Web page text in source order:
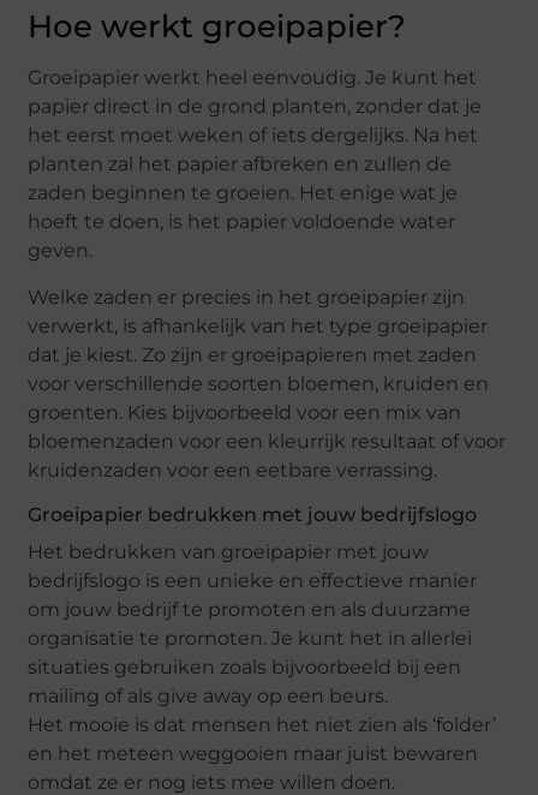
Hoe werkt groeipapier?
Groeipapier werkt heel eenvoudig. Je kunt het
papier direct in de grond planten, zonder dat je
het eerst moet weken of iets dergelijks. Na het
planten zal het papier afbreken en zullen de
zaden beginnen te groeien. Het enige wat je
hoeft te doen, is het papier voldoende water
geven.
Welke zaden er precies in het groeipapier zijn
verwerkt, is afhankelijk van het type groeipapier
dat je kiest. Zo zijn er groeipapieren met zaden
voor verschillende soorten bloemen, kruiden en
groenten. Kies bijvoorbeeld voor een mix van
bloemenzaden voor een kleurrijk resultaat of voor
kruidenzaden voor een eetbare verrassing.
Groeipapier bedrukken met jouw bedrijfslogo
Het bedrukken van groeipapier met jouw
bedrijfslogo is een unieke en effectieve manier
om jouw bedrijf te promoten en als duurzame
organisatie te promoten. Je kunt het in allerlei
situaties gebruiken zoals bijvoorbeeld bij een
mailing of als give away op een beurs.
Het mooie is dat mensen het niet zien als ‘folder’
en het meteen weggooien maar juist bewaren
omdat ze er nog iets mee willen doen.